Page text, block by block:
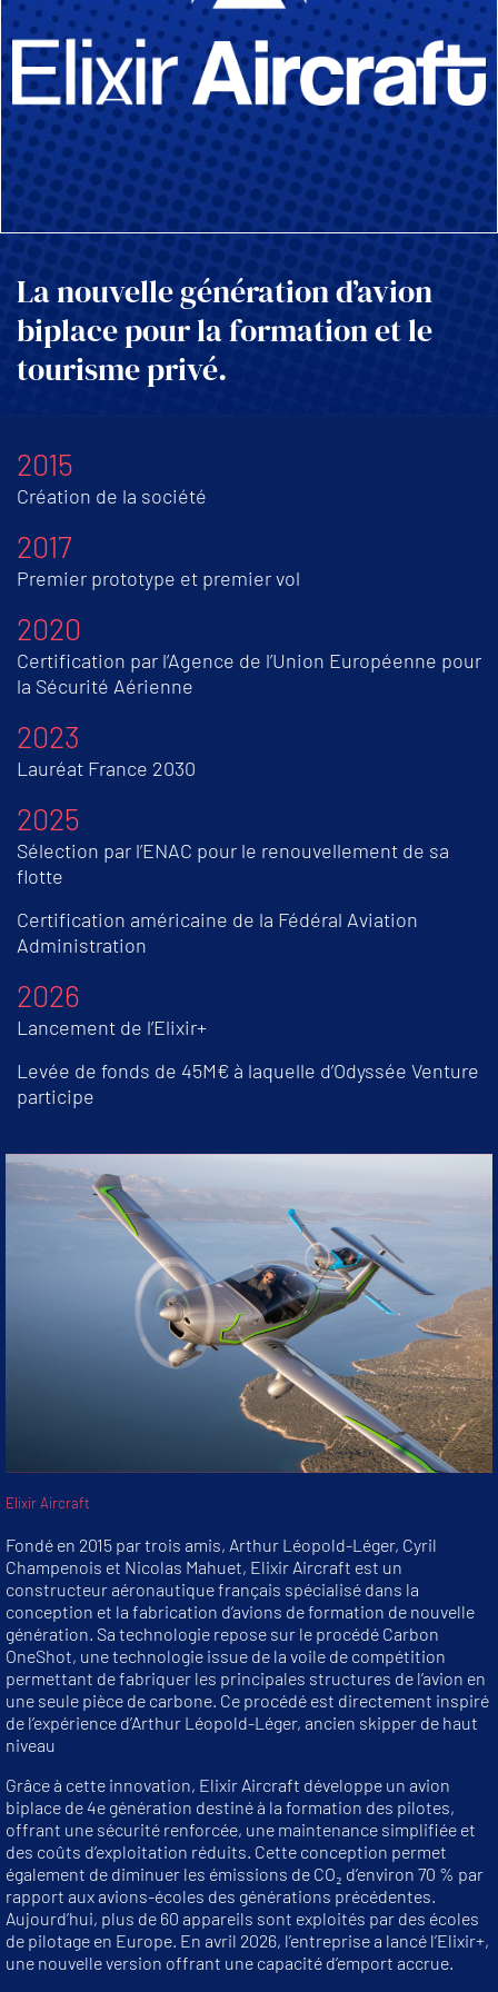
La nouvelle génération d’avion
biplace pour la formation et le
tourisme privé.
2015
Création de la société
2017
Premier prototype et premier vol
2020
Certification par l’Agence de l’Union Européenne pour
la Sécurité Aérienne
2023
Lauréat France 2030
2025
Sélection par l’ENAC pour le renouvellement de sa
flotte
Certification américaine de la Fédéral Aviation
Administration
2026
Lancement de l’Elixir+
Levée de fonds de 45M€ à laquelle d’Odyssée Venture
participe
Elixir Aircraft
Fondé en 2015 par trois amis, Arthur Léopold-Léger, Cyril
Champenois et Nicolas Mahuet, Elixir Aircraft est un
constructeur aéronautique français spécialisé dans la
conception et la fabrication d’avions de formation de nouvelle
génération. Sa technologie repose sur le procédé Carbon
OneShot, une technologie issue de la voile de compétition
permettant de fabriquer les principales structures de l’avion en
une seule pièce de carbone. Ce procédé est directement inspiré
de l’expérience d’Arthur Léopold-Léger, ancien skipper de haut
niveau
Grâce à cette innovation, Elixir Aircraft développe un avion
biplace de 4e génération destiné à la formation des pilotes,
offrant une sécurité renforcée, une maintenance simplifiée et
des coûts d’exploitation réduits. Cette conception permet
également de diminuer les émissions de CO₂ d’environ 70 % par
rapport aux avions-écoles des générations précédentes.
Aujourd’hui, plus de 60 appareils sont exploités par des écoles
de pilotage en Europe. En avril 2026, l’entreprise a lancé l’Elixir+,
une nouvelle version offrant une capacité d’emport accrue.